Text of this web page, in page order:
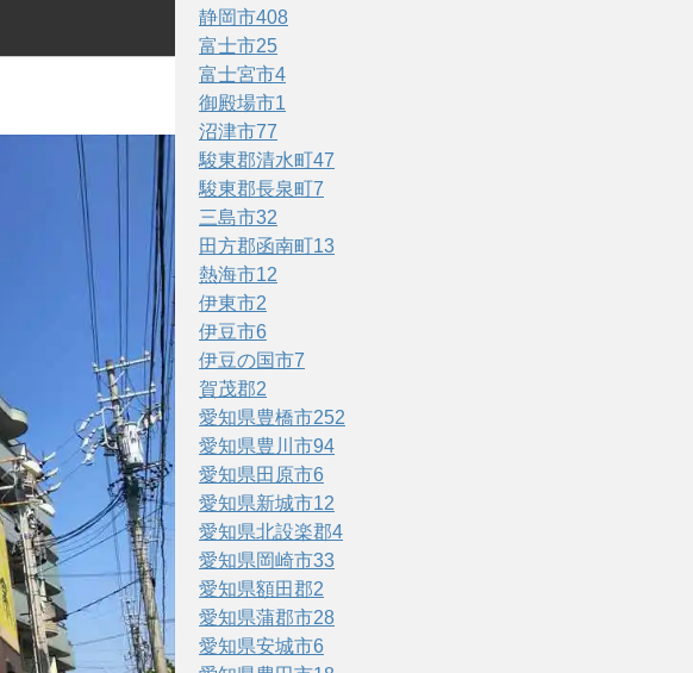
静岡市408
富士市25
富士宮市4
御殿場市1
沼津市77
駿東郡清水町47
駿東郡長泉町7
三島市32
田方郡函南町13
熱海市12
伊東市2
伊豆市6
伊豆の国市7
賀茂郡2
愛知県豊橋市252
愛知県豊川市94
愛知県田原市6
愛知県新城市12
愛知県北設楽郡4
愛知県岡崎市33
愛知県額田郡2
愛知県蒲郡市28
愛知県安城市6